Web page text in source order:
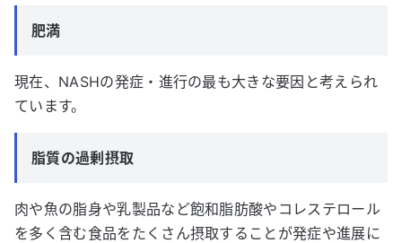
肥満
現在、NASHの発症・進行の最も大きな要因と考えられ
ています。
脂質の過剰摂取
肉や魚の脂身や乳製品など飽和脂肪酸やコレステロール
を多く含む食品をたくさん摂取することが発症や進展に